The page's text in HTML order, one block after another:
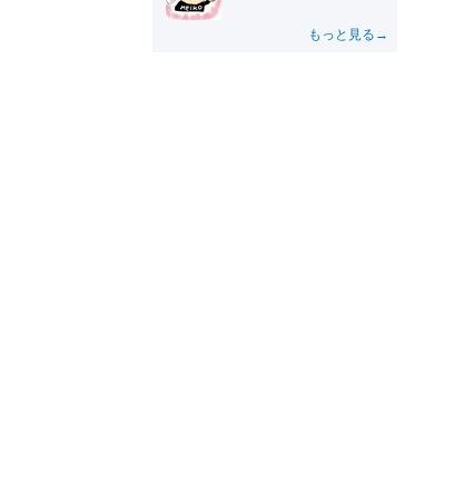
もっと見る→